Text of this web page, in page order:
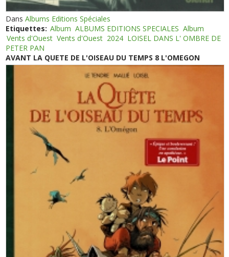
DansAlbums Editions Spéciales
Etiquettes: Album ALBUMS EDITIONS SPECIALES Album
Vents d'Ouest Vents d'Ouest 2024 LOISEL DANS L' OMBRE DE
PETER PAN
AVANT LA QUETE DE L'OISEAU DU TEMPS 8 L'OMEGON